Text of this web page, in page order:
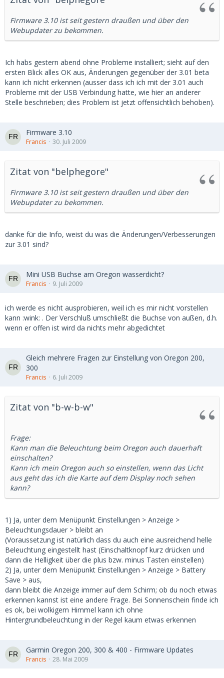
Firmware 3.10 ist seit gestern draußen und über den
Webupdater zu bekommen.
Ich habs gestern abend ohne Probleme installiert; sieht auf den
ersten Blick alles OK aus, Änderungen gegenüber der 3.01 beta
kann ich nicht erkennen (ausser dass ich ich mit der 3.01 auch
Probleme mit der USB Verbindung hatte, wie hier an anderer
Stelle beschrieben; dies Problem ist jetzt offensichtlich behoben).
Firmware 3.10
Francis 30. Juli 2009
Zitat von "belphegore"
Firmware 3.10 ist seit gestern draußen und über den
Webupdater zu bekommen.
danke für die Info, weist du was die Änderungen/Verbesserungen
zur 3.01 sind?
Mini USB Buchse am Oregon wasserdicht?
Francis 9. Juli 2009
ich werde es nicht ausprobieren, weil ich es mir nicht vorstellen
kann :wink: . Der Verschluß umschließt die Buchse von außen, d.h.
wenn er offen ist wird da nichts mehr abgedichtet
Gleich mehrere Fragen zur Einstellung von Oregon 200,
300
Francis 6. Juli 2009
Zitat von "b-w-b-w"
Frage:
Kann man die Beleuchtung beim Oregon auch dauerhaft
einschalten?
Kann ich mein Oregon auch so einstellen, wenn das Licht
aus geht das ich die Karte auf dem Display noch sehen
kann?
1) Ja, unter dem Menüpunkt Einstellungen > Anzeige >
Beleuchtungsdauer > bleibt an
(Voraussetzung ist natürlich dass du auch eine ausreichend helle
Beleuchtung eingestellt hast (Einschaltknopf kurz drücken und
dann die Helligkeit über die plus bzw. minus Tasten einstellen)
2) Ja, unter dem Menüpunkt Einstellungen > Anzeige > Battery
Save > aus,
dann bleibt die Anzeige immer auf dem Schirm; ob du noch etwas
erkennen kannst ist eine andere Frage. Bei Sonnenschein finde ich
es ok, bei wolkigem Himmel kann ich ohne
Hintergrundbeleuchtung in der Regel kaum etwas erkennen
Garmin Oregon 200, 300 & 400 - Firmware Updates
Francis 28. Mai 2009